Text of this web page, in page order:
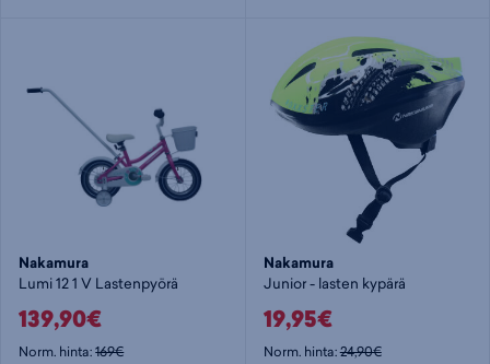
Nakamura
Lumi 12 1 V Lastenpyörä
139,90€
Norm. hinta:169€
Nakamura
Junior - lasten kypärä
19,95€
Norm. hinta:24,90€